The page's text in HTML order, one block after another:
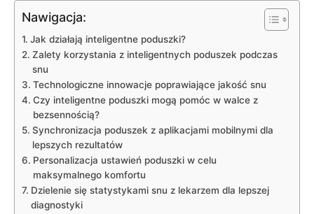
Nawigacja:
Jak⁢ działają⁢ inteligentne poduszki?
Zalety⁤ korzystania z inteligentnych ​poduszek podczas
snu
Technologiczne innowacje poprawiające jakość snu
Czy inteligentne poduszki mogą pomóc⁣ w⁣ walce z
bezsennością?
Synchronizacja ‍poduszek z aplikacjami mobilnymi dla
lepszych​ rezultatów
Personalizacja ustawień poduszki w celu
maksymalnego komfortu
Dzielenie się statystykami snu z lekarzem dla lepszej
diagnostyki